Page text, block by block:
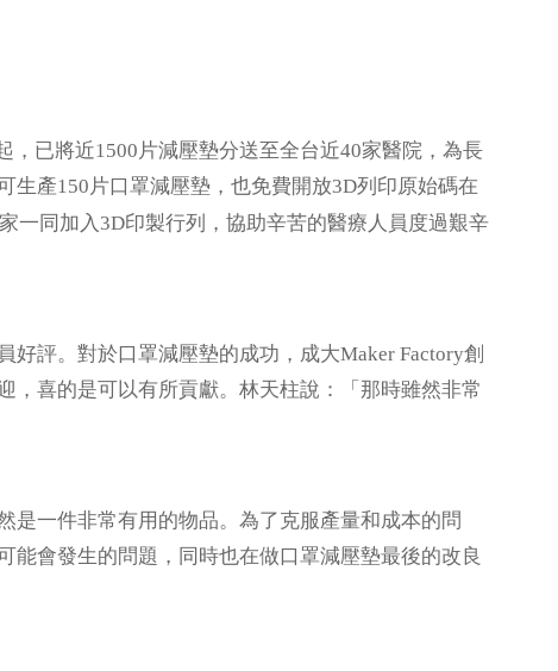
，已將近1500片減壓墊分送至全台近40家醫院，為長
生產150片口罩減壓墊，也免費開放3D列印原始碼在
一同加入3D印製行列，協助辛苦的醫療人員度過艱辛
評。對於口罩減壓墊的成功，成大Maker Factory創
，喜的是可以有所貢獻。林天柱說：「那時雖然非常
是一件非常有用的物品。為了克服產量和成本的問
能會發生的問題，同時也在做口罩減壓墊最後的改良